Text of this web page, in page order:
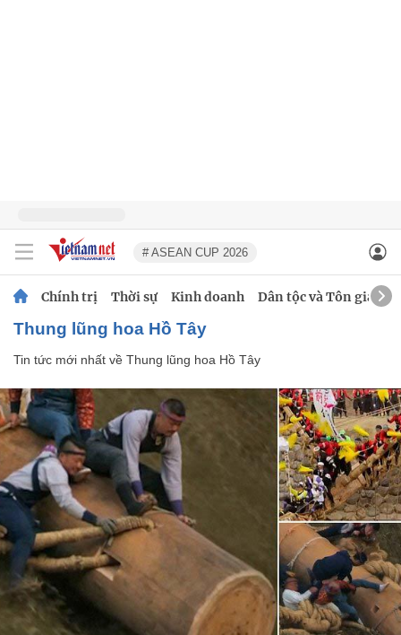
# ASEAN CUP 2026
Chính trị Thời sự Kinh doanh Dân tộc và Tôn giáo
Thung lũng hoa Hồ Tây
Tin tức mới nhất về Thung lũng hoa Hồ Tây